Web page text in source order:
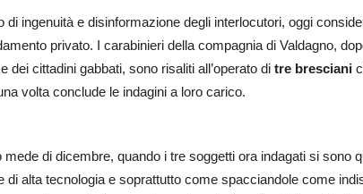
di ingenuità e disinformazione degli interlocutori, oggi
privato. I carabinieri della compagnia di Valdagno,
dei cittadini gabbati, sono risaliti all’operato di tre bresciani
volta conclude le indagini a loro carico.
di dicembre, quando i tre soggetti ora indagati si sono
di alta tecnologia e soprattutto come spacciandole come